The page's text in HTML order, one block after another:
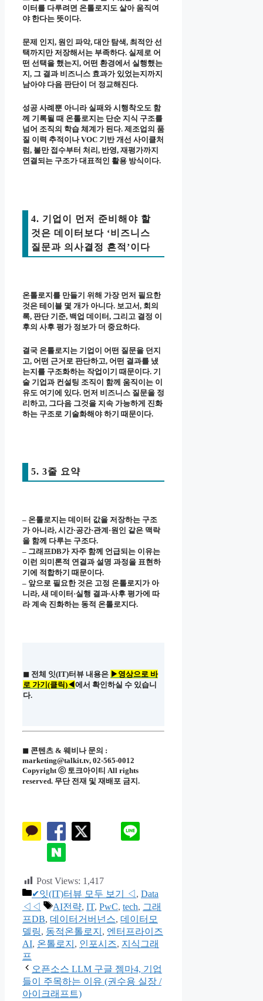
이터를 다루려면 온톨로지도 살아 움직여
야 한다는 뜻이다.
문제 인지, 원인 파악, 대안 탐색, 최적안 선
택까지만 저장해서는 부족하다. 실제로 어
떤 선택을 했는지, 어떤 환경에서 실행했는
지, 그 결과 비즈니스 효과가 있었는지까지
남아야 다음 판단이 더 정교해진다.
성공 사례뿐 아니라 실패와 시행착오도 함
께 기록될 때 온톨로지는 단순 지식 구조를
넘어 조직의 학습 체계가 된다. 제조업의 품
질 이력 추적이나 VOC 기반 개선 사이클처
럼, 불만 접수부터 처리, 반영, 재평가까지
연결되는 구조가 대표적인 활용 방식이다.
4. 기업이 먼저 준비해야 할
것은 데이터보다 ‘비즈니스
질문과 의사결정 흔적’이다
온톨로지를 만들기 위해 가장 먼저 필요한
것은 테이블 몇 개가 아니다. 보고서, 회의
록, 판단 기준, 백업 데이터, 그리고 결정 이
후의 사후 평가 정보가 더 중요하다.
결국 온톨로지는 기업이 어떤 질문을 던지
고, 어떤 근거로 판단하고, 어떤 결과를 냈
는지를 구조화하는 작업이기 때문이다. 기
술 기업과 컨설팅 조직이 함께 움직이는 이
유도 여기에 있다. 먼저 비즈니스 질문을 정
리하고, 그다음 그것을 지속 가능하게 진화
하는 구조로 기술화해야 하기 때문이다.
5. 3줄 요약
– 온톨로지는 데이터 값을 저장하는 구조
가 아니라, 시간·공간·관계·원인 같은 맥락
을 함께 다루는 구조다.
– 그래프DB가 자주 함께 언급되는 이유는
이런 의미론적 연결과 설명 과정을 표현하
기에 적합하기 때문이다.
– 앞으로 필요한 것은 고정 온톨로지가 아
니라, 새 데이터·실행 결과·사후 평가에 따
라 계속 진화하는 동적 온톨로지다.
◼ 전체 잇(IT)터뷰 내용은 ▶영상으로 바
로 가기(클릭)◀에서 확인하실 수 있습니
다.
◼ 콘텐츠 & 웨비나 문의 :
marketing@talkit.tv, 02-565-0012
Copyright ⓒ 토크아이티 All rights
reserved. 무단 전재 및 재배포 금지.
Post Views: 1,417
카
테
고
리
✔잇(IT)터뷰 모두 보기 ◁ , Data
◁◁
태
그
AI전략, IT, PwC, tech, 그래
프DB, 데이터거버넌스, 데이터모
델링, 동적온톨로지 , 엔터프라이즈
AI, 온톨로지 , 인포시즈, 지식그래
프
오픈소스 LLM 구글 젬마4, 기업
들이 주목하는 이유 (권수용 실장 /
아이크래프트)